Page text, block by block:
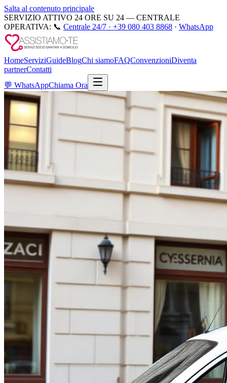
Salta al contenuto principale
SERVIZIO ATTIVO 24 ORE SU 24 — CENTRALE
OPERATIVA: 📞 Centrale 24/7 · +39 080 403 8868 · WhatsApp
HomeServiziGuideBlogChi siamoFAQConvenzioniDiventa
partnerContatti
💬 WhatsAppChiama Ora